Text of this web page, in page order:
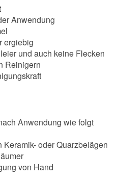
Anwendung
ergiebig
und auch keine Flecken
Reinigern
Anwendung wie folgt
Keramik- oder Quarzbelägen
von Hand